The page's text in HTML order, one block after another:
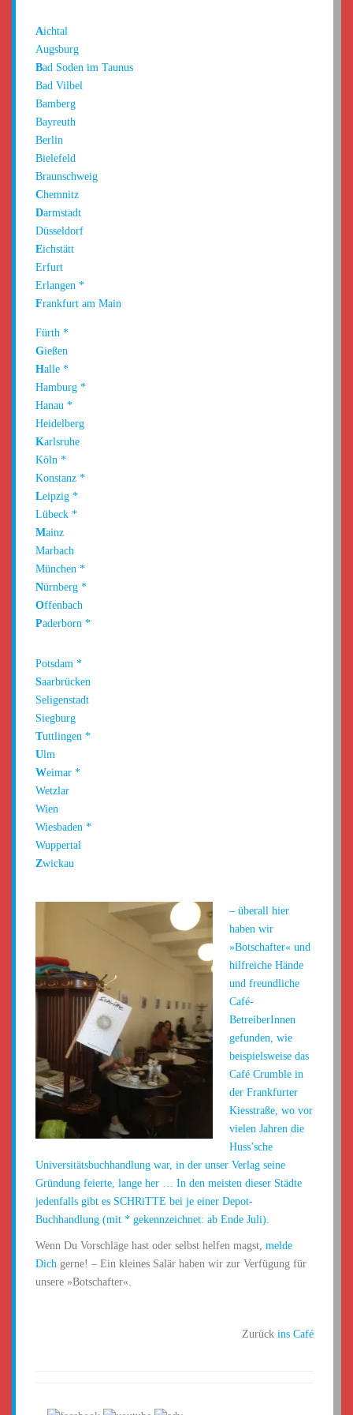
Aichtal
Augsburg
Bad Soden im Taunus
Bad Vilbel
Bamberg
Bayreuth
Berlin
Bielefeld
Braunschweig
Chemnitz
Darmstadt
Düsseldorf
Eichstätt
Erfurt
Erlangen *
Frankfurt am Main
Fürth *
Gießen
Halle *
Hamburg *
Hanau *
Heidelberg
Karlsruhe
Köln *
Konstanz *
Leipzig *
Lübeck *
Mainz
Marbach
München *
Nürnberg *
Offenbach
Paderborn *
Potsdam *
Saarbrücken
Seligenstadt
Siegburg
Tuttlingen *
Ulm
Weimar *
Wetzlar
Wien
Wiesbaden *
Wuppertal
Zwickau
– überall hier
haben wir
»Botschafter« und
hilfreiche Hände
und freundliche
Café-
BetreiberInnen
gefunden, wie
beispielsweise das
Café Crumble in
der Frankfurter
Kiesstraße, wo vor
vielen Jahren die
Huss’sche
Universitätsbuchhandlung war, in der unser Verlag seine
Gründung feierte, lange her … In den meisten dieser Städte
jedenfalls gibt es SCHRiTTE bei je einer Depot-
Buchhandlung (mit * gekennzeichnet: ab Ende Juli).
Wenn Du Vorschläge hast oder selbst helfen magst, melde
Dich gerne! – Ein kleines Salär haben wir zur Verfügung für
unsere »Botschafter«.
Zurück ins Café